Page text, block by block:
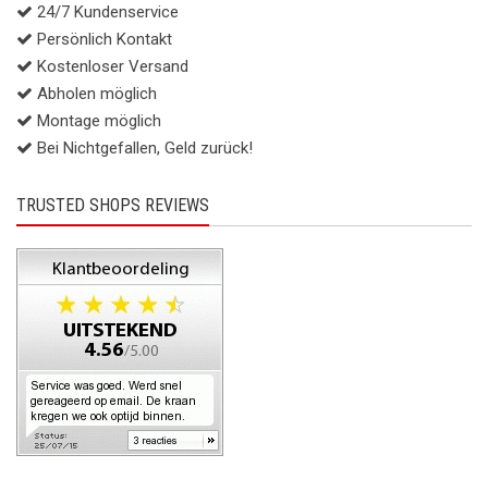
24/7 Kundenservice
Persönlich Kontakt
Kostenloser Versand
Abholen möglich
Montage möglich
Bei Nichtgefallen, Geld zurück!
TRUSTED SHOPS REVIEWS